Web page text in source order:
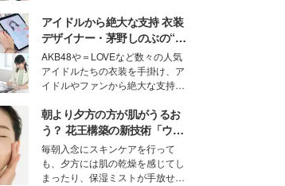
ションの完成度を高めるベースと
して、“髪そのものの美しさ”に改
めて注目する人が増えている様
子。今回は、そんな憧れの艶やか
な髪を日常で叶える、美容好きの
女性たちのヘアケア事情を紹介し
ます。
アイドルから絶大な支持 衣装
デザイナー・茅野しのぶの“可
愛い”を作る美学＜「シチズン
クロスシー」インタビュー＞
AKB48や＝LOVEなど数々の人気
アイドルたちの衣装を手掛け、ア
イドルやファンから絶大な支持を
取締役兼クリエイティブディレク
ター・茅野しのぶ。一人ひとりの
個性に寄り添い、魅力を引き出す
衣装作りは、多くの女性たちに勇
気と自信を与え続けている。
朝より夕方の方が肌がうるお
う？ 花王構築の新技術「ウォ
ーターキャプチャリングスキ
ン（捕水肌）」がスキンケア
の常識を変える予感
毎朝入念にスキンケアを行って
も、夕方には肌の乾燥を感じてし
まったり、保湿ミストが手放せな